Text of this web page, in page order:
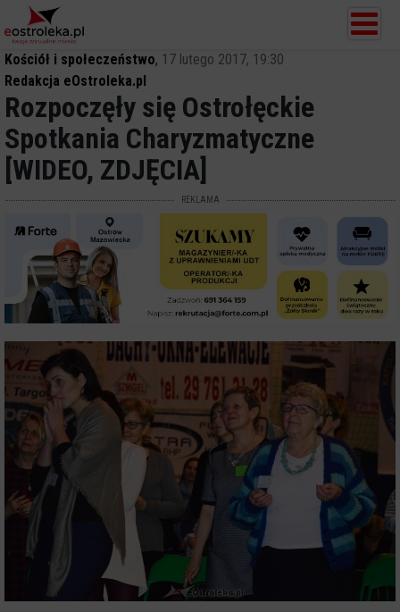
Kościół i społeczeństwo, 17 lutego 2017, 19:30
Redakcja eOstroleka.pl
Rozpoczęły się Ostrołęckie
Spotkania Charyzmatyczne
[WIDEO, ZDJĘCIA]
REKLAMA